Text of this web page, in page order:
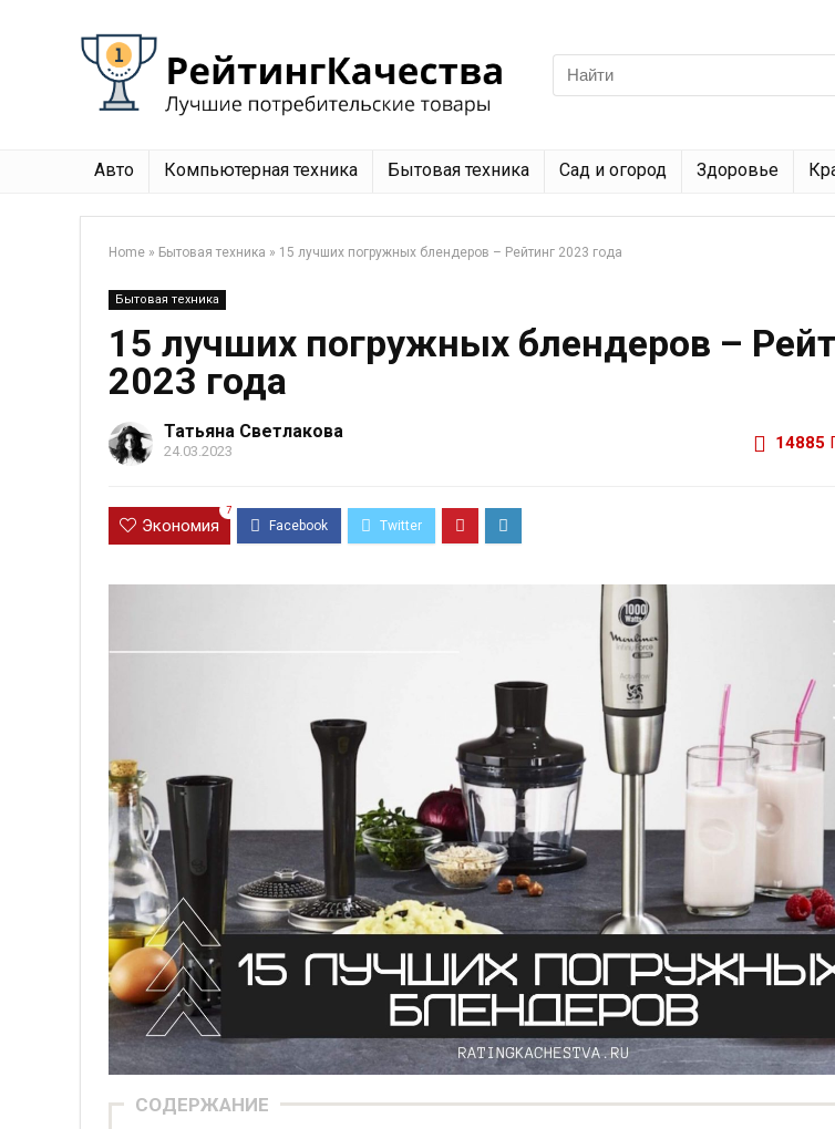
Авто Компьютерная техника Бытовая техника Сад и огород Здоровье
Home » Бытовая техника » 15 лучших погружных блендеров – Рейтинг 2023 года
Бытовая техника
15 лучших погружных блендеров –
2023 года
Татьяна Светлакова
24.03.2023 14885
Экономия
7
СОДЕРЖАНИЕ